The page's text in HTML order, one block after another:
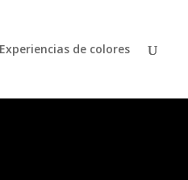
Experiencias de colores